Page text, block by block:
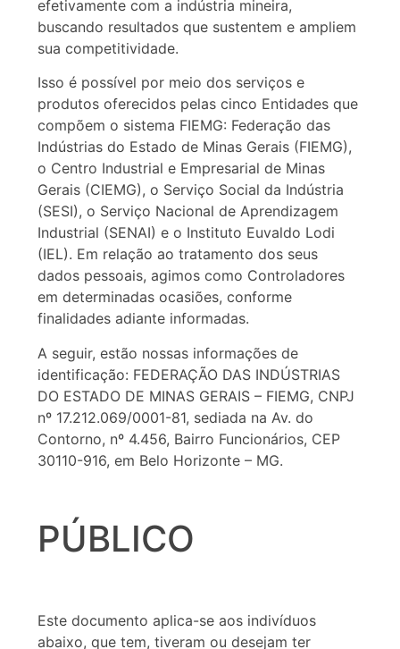
efetivamente com a indústria mineira,
buscando resultados que sustentem e ampliem
sua competitividade.
Isso é possível por meio dos serviços e
produtos oferecidos pelas cinco Entidades que
compõem o sistema FIEMG: Federação das
Indústrias do Estado de Minas Gerais (FIEMG),
o Centro Industrial e Empresarial de Minas
Gerais (CIEMG), o Serviço Social da Indústria
(SESI), o Serviço Nacional de Aprendizagem
Industrial (SENAI) e o Instituto Euvaldo Lodi
(IEL). Em relação ao tratamento dos seus
dados pessoais, agimos como Controladores
em determinadas ocasiões, conforme
finalidades adiante informadas.
A seguir, estão nossas informações de
identificação: FEDERAÇÃO DAS INDÚSTRIAS
DO ESTADO DE MINAS GERAIS – FIEMG, CNPJ
nº 17.212.069/0001-81, sediada na Av. do
Contorno, nº 4.456, Bairro Funcionários, CEP
30110-916, em Belo Horizonte – MG.
PÚBLICO
Este documento aplica-se aos indivíduos
abaixo, que tem, tiveram ou desejam ter